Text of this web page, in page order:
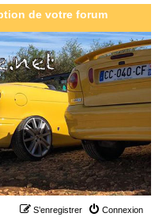
de votre forum
Connexion
S’enregistrer